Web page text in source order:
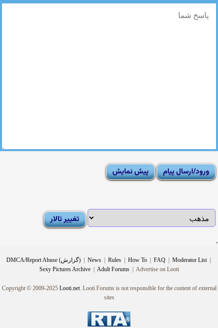
DMCA/Report Abuse (گزارش) | News | Rules | How To | FAQ | Moderator List |
Sexy Pictures Archive | Adult Forums |Advertise on Looti
Copyright © 2009-2025 Looti.net. Looti Forums is not responsible for the content of external
sites